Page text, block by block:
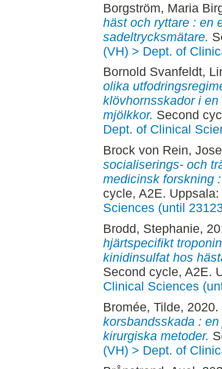
Borgström, Maria
häst och ryttare : en
sadeltrycksmätare.
(VH) > Dept. of
Bornold Svanfeldt,
olika
klövhornsskador i
mjölkkor. Second
Dept. of Clinical
Brock von Rein,
socialiserings- och
medicinsk forskning
cycle, A2E. Uppsala:
Sciences (until
Brodd, Stephanie,
hjärtspecifikt
kinidinsulfat hos
Second cycle, A2E.
Clinical Sciences
Bromée, Tilde, 2020.
korsbandsskada :
kirurgiska metoder.
(VH) > Dept. of